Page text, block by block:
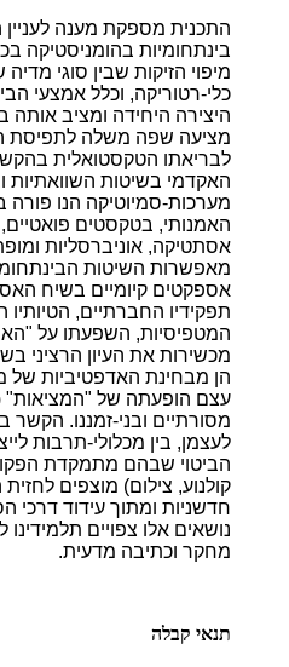
התכנית מספקת מענה לעניין
בינתחומיות בהומניסטיקה
מיפוי הזיקות שבין סוגי
כלי-רטוריקה, וכלל אמצעי
היצירה היחידה ומציב
מציעה שפה משלה לתפיסת
לבריאתו הטקסטואלית
האקדמי בשיטות השוואתיות
מערכות-סמיוטיקה הנו
האמנותי, בטקסטים
אסתטיקה, אוניברסליות
מאפשרות השיטות
אספקטים קיומיים בשיח
תפקידיו החברתיים, הטיותיו
המטפיסיות, השפעתו על
מכשירות את העיון הרציני
הן מבחינת האדפטיביות של
עצם הופעתה של "המציאות"
מסורתיים ובני-זמננו. הקשר
לעצמן, בין מכלולי-תרבות
הביטוי שבהם מתמקדת
קולנוע, צילום) מוצפים
חדשניות ומתוך עידוד דרכי
נושאים אלו צפויים
מחקר וכתיבה מדעית.
תנאי קבלה